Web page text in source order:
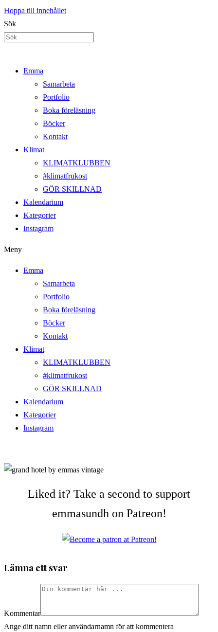
Hoppa till innehållet
Sök
Emma
Samarbeta
Portfolio
Boka föreläsning
Böcker
Kontakt
Klimat
KLIMATKLUBBEN
#klimatfrukost
GÖR SKILLNAD
Kalendarium
Kategorier
Instagram
Meny
Emma
Samarbeta
Portfolio
Boka föreläsning
Böcker
Kontakt
Klimat
KLIMATKLUBBEN
#klimatfrukost
GÖR SKILLNAD
Kalendarium
Kategorier
Instagram
Liked it? Take a second to support
emmasundh on Patreon!
Lämna ett svar
Kommentar
Ange ditt namn eller användarnamn för att kommentera